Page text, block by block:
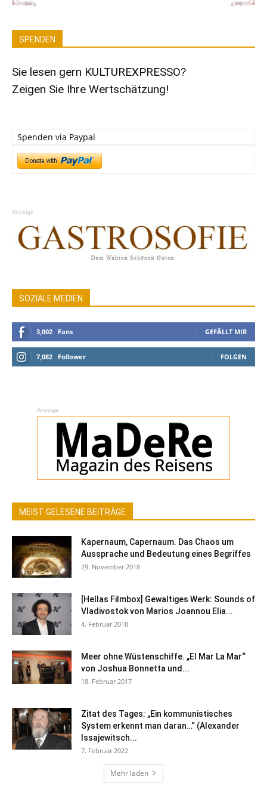
SPENDEN
Sie lesen gern KULTUREXPRESSO?
Zeigen Sie Ihre Wertschätzung!
Spenden via Paypal
Anzeige
SOZIALE MEDIEN
3,002 Fans GEFÄLLT MIR
7,082 Follower FOLGEN
Anzeige
MEIST GELESENE BEITRÄGE
Kapernaum, Capernaum. Das Chaos um
Aussprache und Bedeutung eines Begriffes
29. November 2018
[Hellas Filmbox] Gewaltiges Werk: Sounds of
Vladivostok von Marios Joannou Elia...
4. Februar 2018
Meer ohne Wüstenschiffe. „El Mar La Mar“
von Joshua Bonnetta und...
18. Februar 2017
Zitat des Tages: „Ein kommunistisches
System erkennt man daran…“ (Alexander
Issajewitsch...
7. Februar 2022
Mehr laden